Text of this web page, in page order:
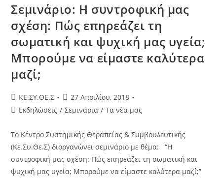
Σεμινάριο: Η συντροφική μας
σχέση: Πώς επηρεάζει τη
σωματική και ψυχική μας υγεία;
Μπορούμε να είμαστε καλύτερα
μαζί;
KE.ΣΥ.ΘΕ.Σ
27 Απριλίου, 2018
Εκδηλώσεις / Σεμινάρια / Τα νέα μας
Το Κέντρο Συστημικής Θεραπείας & Συμβουλευτικής
(Κε.Συ.Θε.Σ) διοργανώνει σεμινάριο με θέμα: “Η
συντροφική μας σχέση: Πώς επηρεάζει τη σωματική και
ψυχική μας υγεία; Μπορούμε να είμαστε καλύτερα μαζί;”